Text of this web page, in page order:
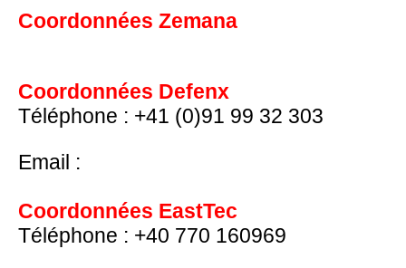
Coordonnées Zemana
Coordonnées Defenx
Téléphone : +41 (0)91 99 32 303
Email :
Coordonnées EastTec
Téléphone : +40 770 160969